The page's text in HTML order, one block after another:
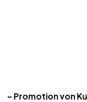
– Promotion von